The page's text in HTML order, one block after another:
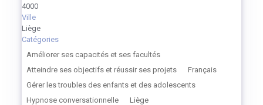
4000
Ville
Liège
Catégories
Améliorer ses capacités et ses facultés
Atteindre ses objectifs et réussir ses projets
Français
Gérer les troubles des enfants et des adolescents
Hypnose conversationnelle
Liège